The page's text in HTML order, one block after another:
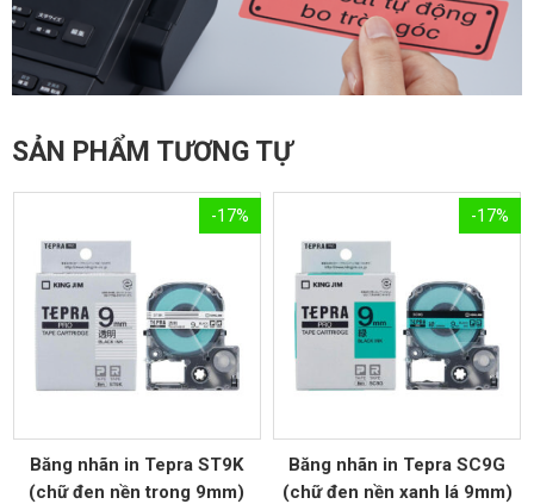
SẢN PHẨM TƯƠNG TỰ
-17%
Băng nhãn in Tepra ST9K
(chữ đen nền trong 9mm)
-17%
Băng nhãn in Tepra SC9G
(chữ đen nền xanh lá 9mm)